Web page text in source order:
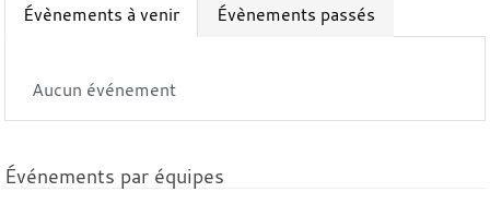
Évènements à venir Évènements passés
Aucun événement
Événements par équipes